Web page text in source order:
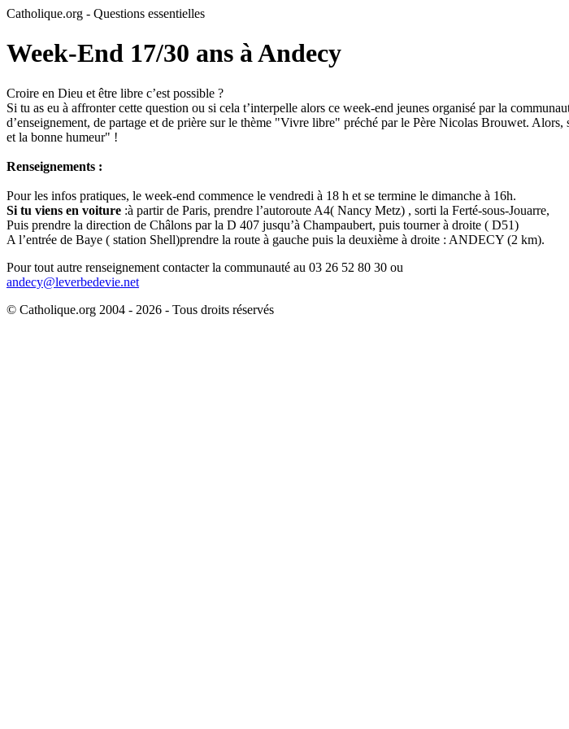
Catholique.org - Questions essentielles
Week-End 17/30 ans à Andecy
Croire en Dieu et être libre c’est possible ?
Si tu as eu à affronter cette question ou si cela t’interpelle alors ce week-end jeunes organisé par la
d’enseignement, de partage et de prière sur le thème "Vivre libre" préché par le Père Nicolas Brouwet.
et la bonne humeur" !
Renseignements :
Pour les infos pratiques, le week-end commence le vendredi à 18 h et se termine le dimanche à 16h.
Si tu viens en voiture :à partir de Paris, prendre l’autoroute A4( Nancy Metz) , sorti la Ferté-sous-Jouarre,
Puis prendre la direction de Châlons par la D 407 jusqu’à Champaubert, puis tourner à droite ( D51)
A l’entrée de Baye ( station Shell)prendre la route à gauche puis la deuxième à droite : ANDECY (2 km).
Pour tout autre renseignement contacter la communauté au 03 26 52 80 30 ou
andecy@leverbedevie.net
© Catholique.org 2004 - 2026 - Tous droits réservés